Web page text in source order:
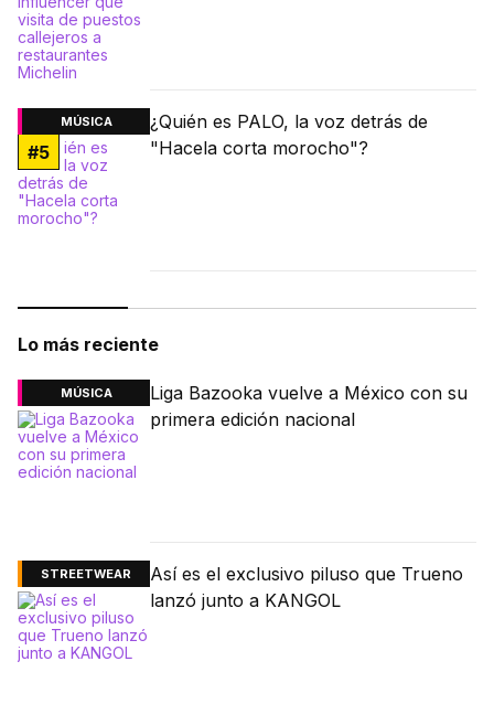
MÚSICA
#5
¿Quién es PALO, la voz detrás de
"Hacela corta morocho"?
Lo más reciente
MÚSICA
Liga Bazooka vuelve a México con su
primera edición nacional
STREETWEAR
Así es el exclusivo piluso que Trueno
lanzó junto a KANGOL